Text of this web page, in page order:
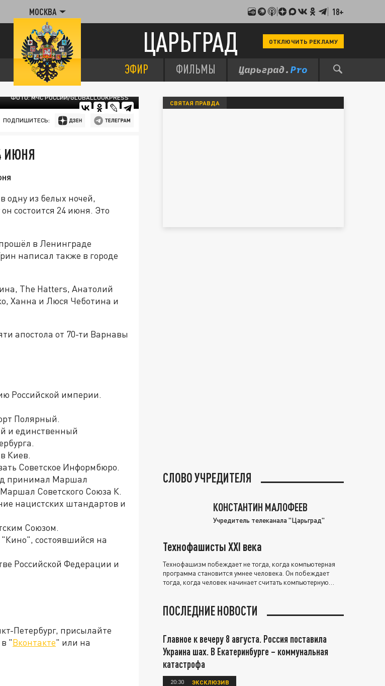
МОСКВА 18+
ЦАРЬГРАД ОТКЛЮЧИТЬ РЕКЛАМУ
ЭФИР ФИЛЬМЫ
ФОТО: МЧС РОССИИ/GLOBALLOOKPRESS
ПОДПИШИТЕСЬ:
ИЮНЯ
одну из белых ночей,
состоится 24 июня. Это
в Ленинграде
написал также в городе
The Hatters, Анатолий
Ханна и Люся Чеботина и
апостола от 70-ти Варнавы
Российской империи.
Полярный.
и единственный
Киев.
Советское Информбюро.
принимал Маршал
Советского Союза К.
нацистских штандартов и
Союзом.
состоявшийся на
Российской Федерации и
Петербург, присылайте
"Вконтакте" или на
СВЯТАЯ ПРАВДА
СЛОВО УЧРЕДИТЕЛЯ
КОНСТАНТИН МАЛОФЕЕВ
Учредитель телеканала "Царьград"
Технофашисты XXI века
Технофашизм побеждает не тогда, когда компьютерная
программа становится умнее человека. Он побеждает
тогда, когда человек начинает считать компьютерную
ПОСЛЕДНИЕ НОВОСТИ
Главное к вечеру 8 августа. Россия поставила
Украина шах. В Екатеринбурге – коммунальная
катастрофа
20:30 ЭКСКЛЮЗИВ